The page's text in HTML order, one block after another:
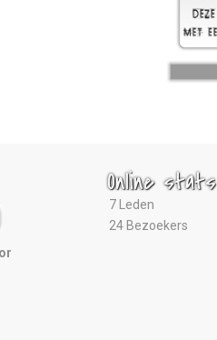
Online stats
7 Leden
24 Bezoekers